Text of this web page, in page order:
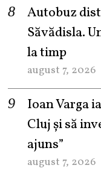
Autobuz
Săvădisla.
la timp
august 7, 2026
Ioan Varga
Cluj și să
ajuns”
august 7, 2026